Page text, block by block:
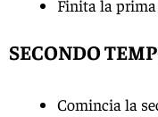
Finita la prima
SECONDO
Comincia la